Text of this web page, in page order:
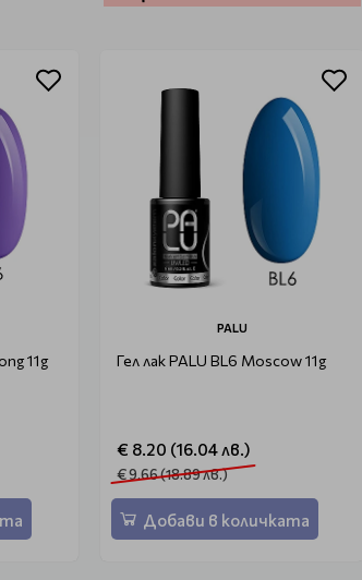
11g
PALU
Гел лак PALU BL6 Moscow 11g
€ 8.20 (16.04 лв.)
€ 9.66 (18.89 лв.)
Добави в количката